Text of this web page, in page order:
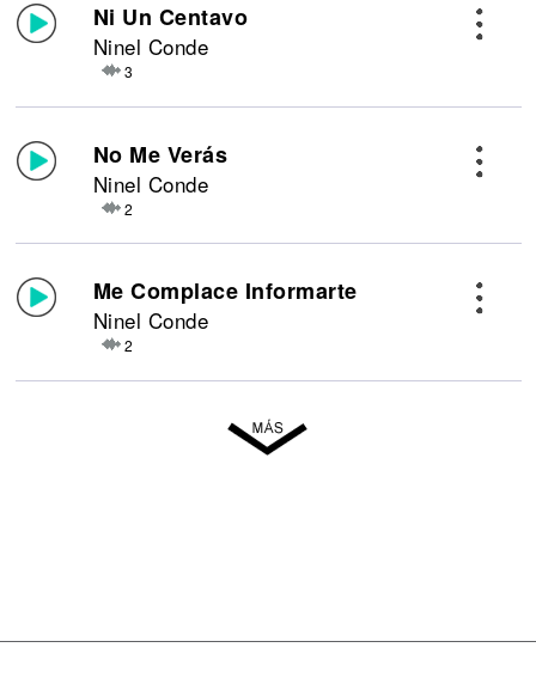
Ni Un Centavo
Ninel Conde
3
No Me Verás
Ninel Conde
2
Me Complace Informarte
Ninel Conde
2